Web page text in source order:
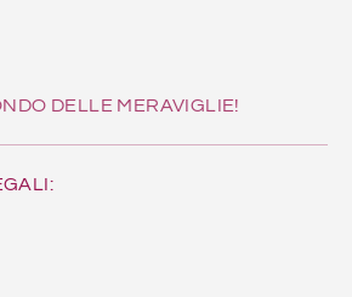
DELLE MERAVIGLIE!